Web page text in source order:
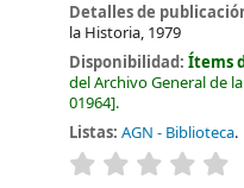
Detalles de
la Historia, 1979
Disponibilidad:Ítems
del Archivo General de
01964 .
Listas: AGN - Biblioteca.
valoración